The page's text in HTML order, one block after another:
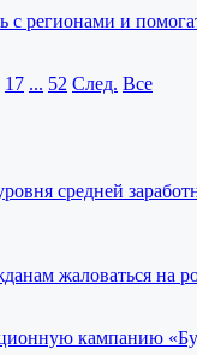
регионами и
17 ... 52 След. Все
средней
жаловаться на
кампанию